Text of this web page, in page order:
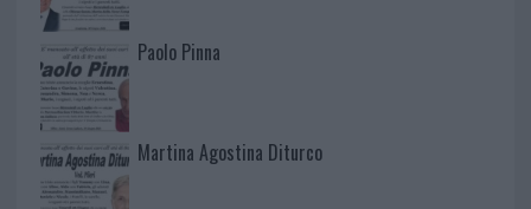
Paolo Pinna
Martina Agostina Diturco